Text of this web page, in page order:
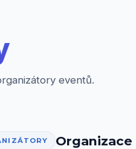
eventů.